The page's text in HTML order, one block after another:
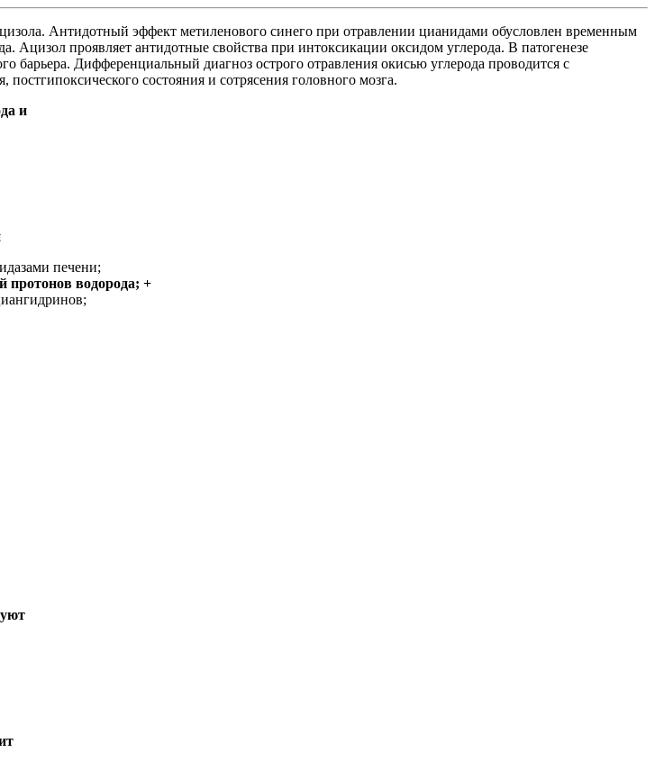
Антидотный эффект метиленового синего при отравлении цианидами обусловлен временным
Ацизол проявляет антидотные свойства при интоксикации оксидом углерода. В патогенезе
барьера. Дифференциальный диагноз острого отравления окисью углерода проводится с
состояния и сотрясения головного мозга.
и
печени;
протонов водорода; +